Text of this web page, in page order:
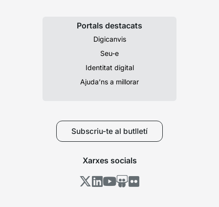
Portals destacats
Digicanvis
Seu-e
Identitat digital
Ajuda’ns a millorar
Subscriu-te al butlletí
Xarxes socials